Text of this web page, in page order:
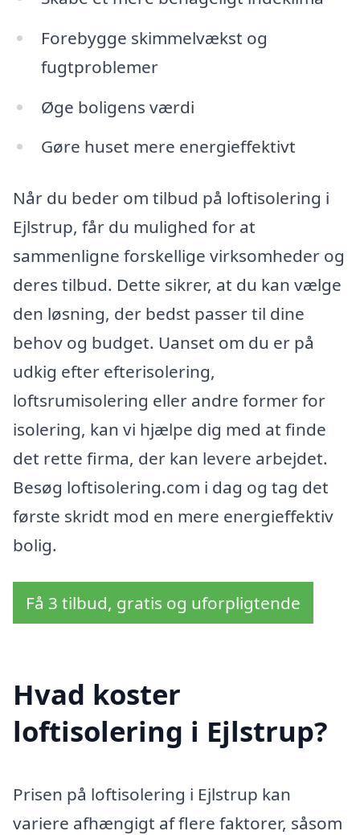
Forebygge skimmelvækst og
fugtproblemer
Øge boligens værdi
Gøre huset mere energieffektivt
Når du beder om tilbud på loftisolering i
Ejlstrup, får du mulighed for at
sammenligne forskellige virksomheder og
deres tilbud. Dette sikrer, at du kan vælge
den løsning, der bedst passer til dine
behov og budget. Uanset om du er på
udkig efter efterisolering,
loftsrumisolering eller andre former for
isolering, kan vi hjælpe dig med at finde
det rette firma, der kan levere arbejdet.
Besøg loftisolering.com i dag og tag det
første skridt mod en mere energieffektiv
bolig.
Få 3 tilbud, gratis og uforpligtende
Hvad koster
loftisolering i Ejlstrup?
Prisen på loftisolering i Ejlstrup kan
variere afhængigt af flere faktorer, såsom